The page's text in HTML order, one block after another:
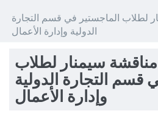
لطلاب الماجستير في قسم التجارة
الدولية وإدارة الأعمال
سيمنار لطلاب
قسم التجارة الدولية
وإدارة الأعمال